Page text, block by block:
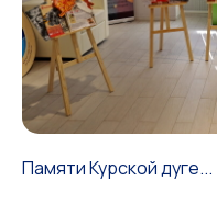
Памяти Курской дуге...